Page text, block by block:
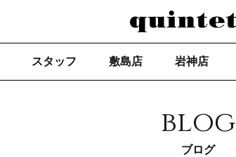
スタッフ 敷島店 岩神店
blog
ブログ